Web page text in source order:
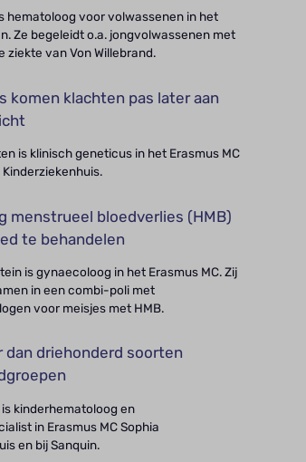
hematoloog voor volwassenen in het
Ze begeleidt o.a. jongvolwassenen met
ziekte van Von Willebrand.
komen klachten pas later aan
is klinisch geneticus in het Erasmus MC
menstrueel bloedverlies (HMB)
te behandelen
is gynaecoloog in het Erasmus MC. Zij
in een combi-poli met
voor meisjes met HMB.
dan driehonderd soorten
is kinderhematoloog en
in Erasmus MC Sophia
en bij Sanquin.